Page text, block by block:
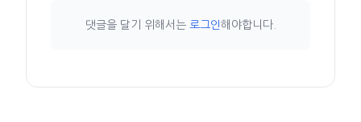
댓글을 달기 위해서는 로그인해야합니다.